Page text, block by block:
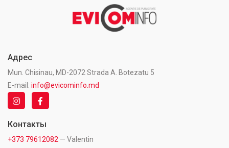
Адрес
Mun. Chisinau, MD-2072 Strada A. Botezatu 5
E-mail: info@evicominfo.md
Контакты
+373 79612082 — Valentin